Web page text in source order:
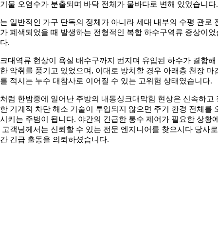
물 오염수가 분출되며 바닥 전체가 물바다로 변해 있었습니다.
일반적인 가구 단독의 정체가 아니라 세대 내부의 수평 관로
폐색되었을 때 발생하는 전형적인 복합 하수구역류 증상이었
.
대역류 현상이 욕실 배수구까지 번지며 유입된 하수가 결합해
악취를 풍기고 있었으며, 이대로 방치할 경우 아래층 천장 마
적시는 누수 대참사로 이어질 수 있는 고위험 상태였습니다.
럼 한밤중에 일어난 주방의 내동싱크대막힘 현상은 신속하고
기계적 차단 해소 기술이 투입되지 않으면 주거 환경 전체를
키는 주범이 됩니다. 야간의 긴급한 통수 제어가 필요한 상황
고객님께서는 신뢰할 수 있는 전문 엔지니어를 찾으시다 당사로
긴급 출동을 의뢰하셨습니다.